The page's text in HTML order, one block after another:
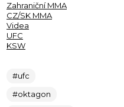
Zahraniční MMA
CZ/SK MMA
Videa
UFC
KSW
#ufc
#oktagon